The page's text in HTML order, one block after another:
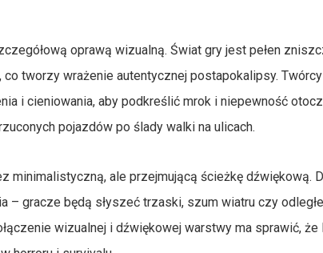
oprawą wizualną. Świat gry jest pełen
tworzy wrażenie autentycznej postapokalipsy.
i cieniowania, aby podkreślić mrok i niepewność
pojazdów po ślady walki na ulicach.
minimalistyczną, ale przejmującą ścieżkę dźwiękową.
– gracze będą słyszeć trzaski, szum wiatru czy
wizualnej i dźwiękowej warstwy ma sprawić, że